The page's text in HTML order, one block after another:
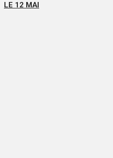
LE 12 MAI